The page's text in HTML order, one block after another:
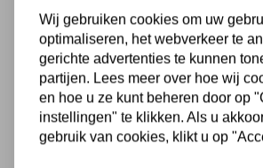
223,85
185,00 excl.
1
Wij gebruiken cookies om uw
optimaliseren, het webverkeer te
gerichte advertenties te kunnen
partijen. Lees meer over hoe wij
en hoe u ze kunt beheren door op
instellingen" te klikken. Als u
gebruik van cookies, klikt u op